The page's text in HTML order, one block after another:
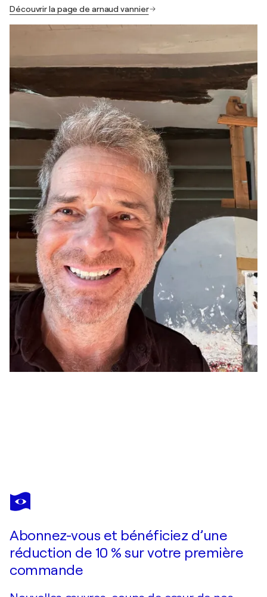
Découvrir la page de arnaud vannier
ARNAUD VANNIER
les martins pêcheur
Abonnez-vous et bénéficiez d’une
réduction de 10 % sur votre première
commande